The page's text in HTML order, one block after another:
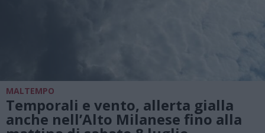
MALTEMPO
Temporali e vento, allerta gialla
anche nell’Alto Milanese fino alla